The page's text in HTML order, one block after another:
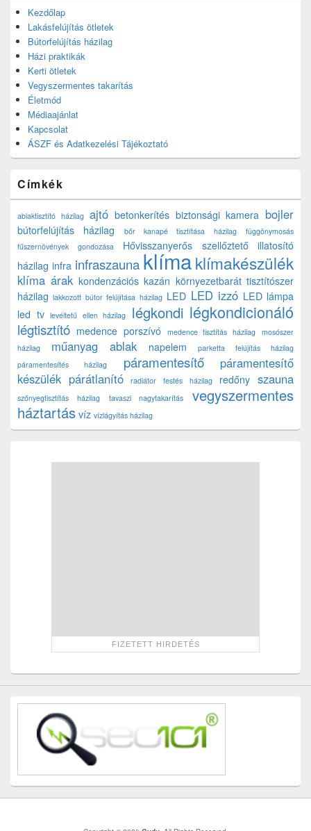
Kezdőlap
Lakásfelújítás ötletek
Bútorfelújítás házilag
Házi praktikák
Kerti ötletek
Vegyszermentes takarítás
Életmód
Médiaajánlat
Kapcsolat
ÁSZF és Adatkezelési Tájékoztató
Címkék
ablaktisztító házilag ajtó betonkerítés biztonsági kamera bojler
bútorfelújítás házilag bőr kanapé tisztítása házilag
függönymosás
fűszernövények gondozása
Hővisszanyerős szellőztető
illatosító
házilag infra infraszauna klímaklímakészülék
klíma árak kondenzációs kazán környezetbarát tisztítószer
házilag lakkozott bútor felújítása házilag LED LED izzó LED lámpa
led tv levéltetű ellen házilag légkondi légkondicionáló
légtisztító medence porszívó medence tisztítás házilag
mosószer
házilag
műanyag ablak napelem
parketta felújítás házilag
páramentesítés házilag
páramentesítő
páramentesítő
készülék párátlanító radiátor festés házilag redőny szauna
szőnyegtisztítás házilag tavaszi nagytakarítás
vegyszermentes
háztartás víz vízlágyítás házilag